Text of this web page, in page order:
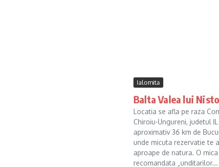
Ialomita
Balta Valea lui
Locatia se afla pe raza
Chiroiu-Ungureni, judetul
aproximativ 36 km de
unde micuta rezervatie te
aproape de natura. O
recomandata „unditarilor...